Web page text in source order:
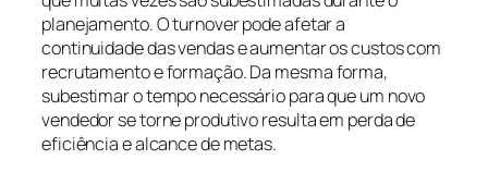
planejamento. O turnover pode afetar a
continuidade das vendas e aumentar os custos com
recrutamento e formação. Da mesma forma,
subestimar o tempo necessário para que um novo
vendedor se torne produtivo resulta em perda de
eficiência e alcance de metas.